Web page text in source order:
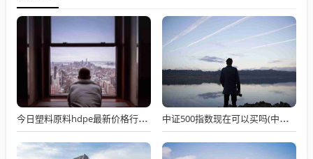
今日塑料原料hdpe最新价格行情 hdpe塑料是什么hdpe塑料价格如何 中证500指数现在可以买吗(中证500指数怎么买)